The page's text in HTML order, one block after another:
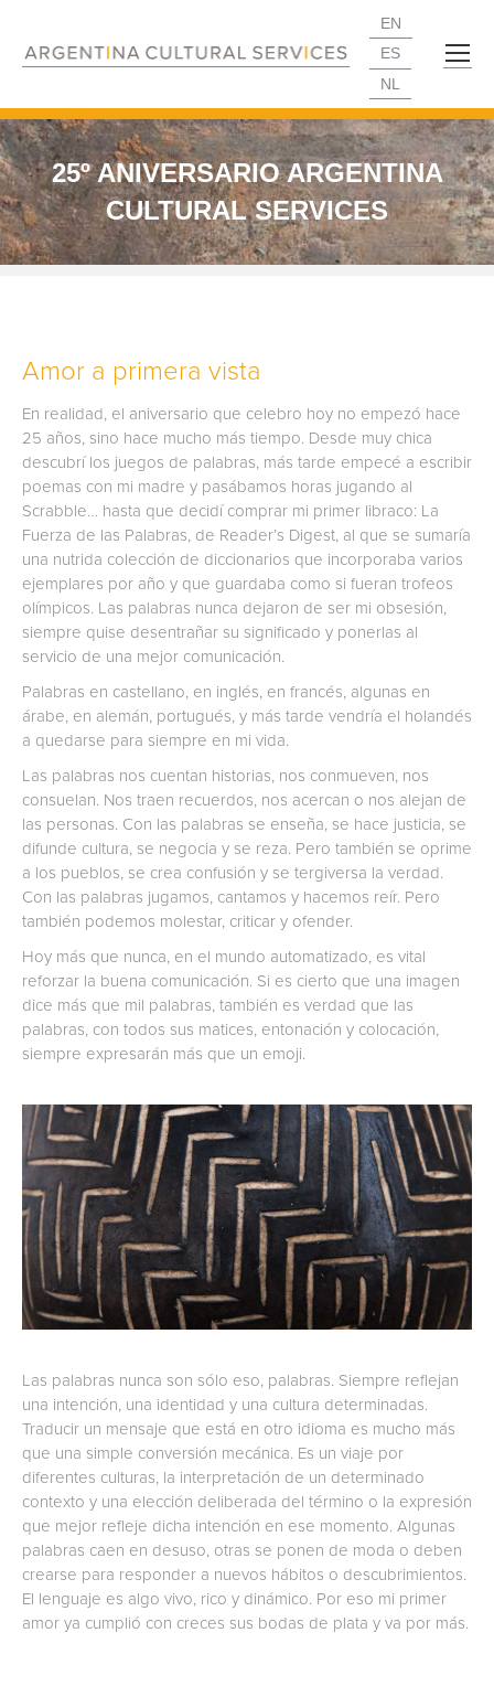
EN
ES
NL
25º ANIVERSARIO ARGENTINA
CULTURAL SERVICES
Amor a primera vista
En realidad, el aniversario que celebro hoy no empezó hace
25 años, sino hace mucho más tiempo. Desde muy chica
descubrí los juegos de palabras, más tarde empecé a escribir
poemas con mi madre y pasábamos horas jugando al
Scrabble… hasta que decidí comprar mi primer libraco: La
Fuerza de las Palabras, de Reader’s Digest, al que se sumaría
una nutrida colección de diccionarios que incorporaba varios
ejemplares por año y que guardaba como si fueran trofeos
olímpicos. Las palabras nunca dejaron de ser mi obsesión,
siempre quise desentrañar su significado y ponerlas al
servicio de una mejor comunicación.
Palabras en castellano, en inglés, en francés, algunas en
árabe, en alemán, portugués, y más tarde vendría el holandés
a quedarse para siempre en mi vida.
Las palabras nos cuentan historias, nos conmueven, nos
consuelan. Nos traen recuerdos, nos acercan o nos alejan de
las personas. Con las palabras se enseña, se hace justicia, se
difunde cultura, se negocia y se reza. Pero también se oprime
a los pueblos, se crea confusión y se tergiversa la verdad.
Con las palabras jugamos, cantamos y hacemos reír. Pero
también podemos molestar, criticar y ofender.
Hoy más que nunca, en el mundo automatizado, es vital
reforzar la buena comunicación. Si es cierto que una imagen
dice más que mil palabras, también es verdad que las
palabras, con todos sus matices, entonación y colocación,
siempre expresarán más que un emoji.
Las palabras nunca son sólo eso, palabras. Siempre reflejan
una intención, una identidad y una cultura determinadas.
Traducir un mensaje que está en otro idioma es mucho más
que una simple conversión mecánica. Es un viaje por
diferentes culturas, la interpretación de un determinado
contexto y una elección deliberada del término o la expresión
que mejor refleje dicha intención en ese momento. Algunas
palabras caen en desuso, otras se ponen de moda o deben
crearse para responder a nuevos hábitos o descubrimientos.
El lenguaje es algo vivo, rico y dinámico. Por eso mi primer
amor ya cumplió con creces sus bodas de plata y va por más.